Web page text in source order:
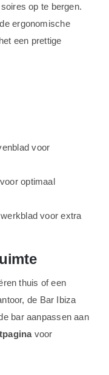
op te bergen.
ergonomische
een prettige
voor
optimaal
voor extra
thuis of een
de Bar Ibiza
bar aanpassen aan
voor